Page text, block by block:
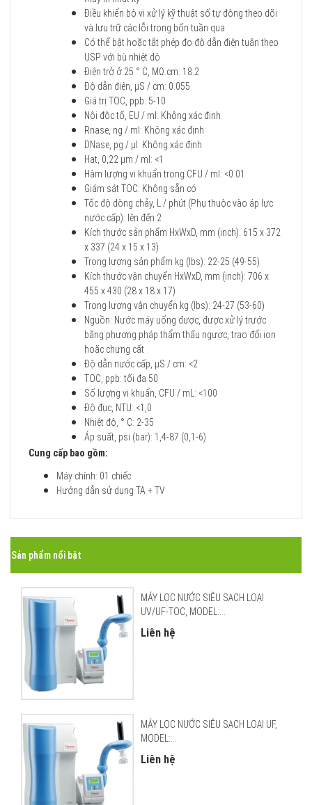
Điều khiển bộ vi xử lý kỹ thuật số tự động theo dõi
và lưu trữ các lỗi trong bốn tuần qua
Có thể bật hoặc tắt phép đo độ dẫn điện tuân theo
USP với bù nhiệt độ
Điện trở ở 25 ° C, MΩ.cm: 18.2
Độ dẫn điện, µS / cm: 0.055
Giá trị TOC, ppb: 5-10
Nội độc tố, EU / ml: Không xác định
Rnase, ng / ml: Không xác định
DNase, pg / µl: Không xác định
Hạt, 0,22 μm / ml: <1
Hàm lượng vi khuẩn trong CFU / ml: <0.01
Giám sát TOC: Không sẵn có
Tốc độ dòng chảy, L / phút (Phụ thuộc vào áp lực
nước cấp): lên đến 2
Kích thước sản phẩm HxWxD, mm (inch): 615 x 372
x 337 (24 x 15 x 13)
Trọng lượng sản phẩm kg (lbs): 22-25 (49-55)
Kích thước vận chuyển HxWxD, mm (inch): 706 x
455 x 430 (28 x 18 x 17)
Trọng lượng vận chuyển kg (lbs): 24-27 (53-60)
Nguồn: Nước máy uống được, được xử lý trước
bằng phương pháp thẩm thấu ngược, trao đổi ion
hoặc chưng cất
Độ dẫn nước cấp, μS / cm: <2
TOC, ppb: tối đa 50
Số lượng vi khuẩn, CFU / mL: <100
Độ đục, NTU: <1,0
Nhiệt độ, ° C: 2-35
Áp suất, psi (bar): 1,4-87 (0,1-6)
Cung cấp bao gồm:
Máy chính: 01 chiếc
Hướng dẫn sử dụng TA + TV
Sản phẩm nổi bật
MÁY LỌC NƯỚC SIÊU SẠCH LOẠI
UV/UF-TOC, MODEL:...
Liên hệ
MÁY LỌC NƯỚC SIÊU SẠCH LOẠI UF,
MODEL:...
Liên hệ